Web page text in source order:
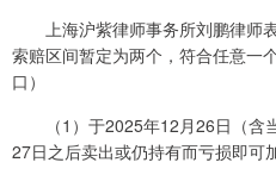
上海沪紫律师事务所刘鹏律师
索赔区间暂定为两个，符合任意一
口）
（1）于2025年12月26日（含
27日之后卖出或仍持有而亏损即可